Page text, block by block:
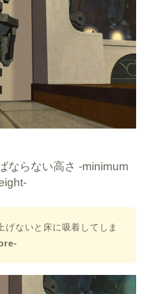
ならない高さ -minimum
げないと床に吸着してしま